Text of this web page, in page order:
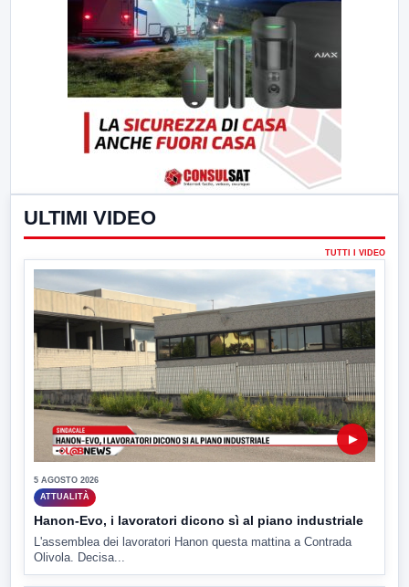
ULTIMI VIDEO
TUTTI I VIDEO
▶
5 AGOSTO 2026
ATTUALITÀ
Hanon-Evo, i lavoratori dicono sì al piano industriale
L'assemblea dei lavoratori Hanon questa mattina a Contrada
Olivola. Decisa...